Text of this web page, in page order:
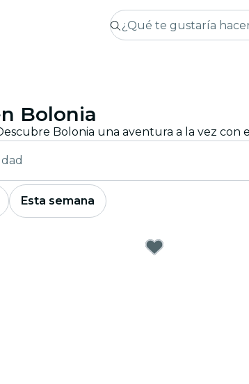
Bolonia
Esta semana